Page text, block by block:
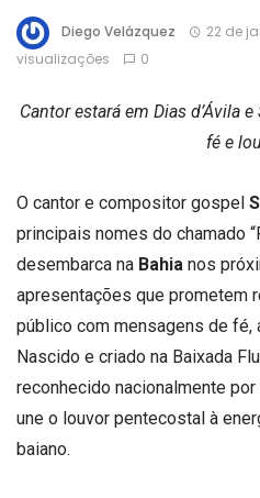
Diego Velázquez 22 de
visualizações
0
Cantor estará em Dias d’Ávila
fé e
O cantor e compositor gospel
principais nomes do chamado
desembarca na Bahia nos
apresentações que prometem
público com mensagens de fé,
Nascido e criado na Baixada
reconhecido nacionalmente
une o louvor pentecostal à
baiano.